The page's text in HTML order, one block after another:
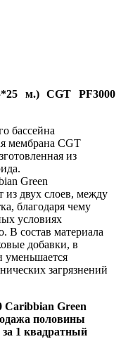
м.) CGT PF3000
бассейна
мембрана CGT
из
Green
из двух слоев, между
благодаря чему
условиях
В состав материала
добавки, в
уменьшается
загрязнений
Caribbian Green
половины
1 квадратный